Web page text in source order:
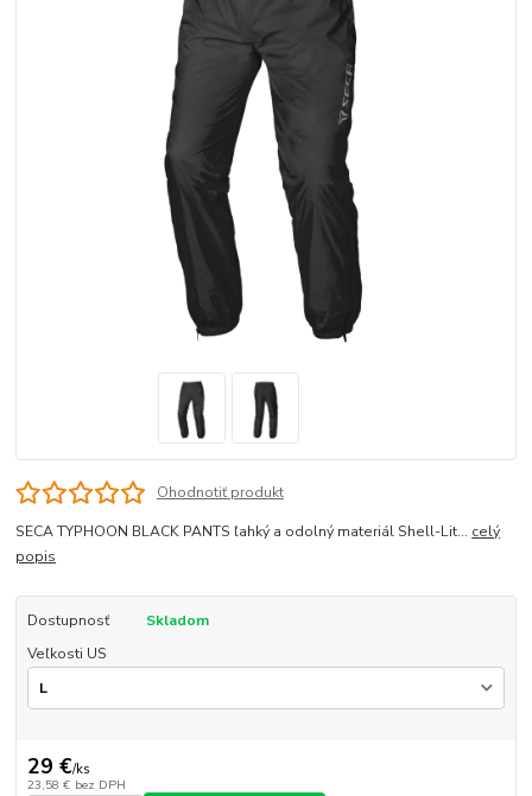
Ohodnotiť produkt
SECA TYPHOON BLACK PANTS ľahký a odolný materiál Shell-Lit... celý
popis
Dostupnosť
Skladom
Veľkosti US
29 €/ks
23,58 € bez DPH